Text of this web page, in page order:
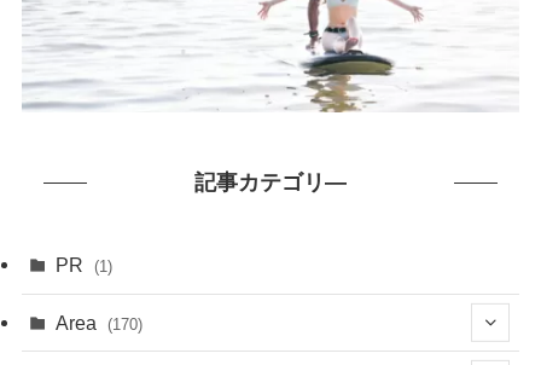
記事カテゴリ―
PR (1)
Area (170)